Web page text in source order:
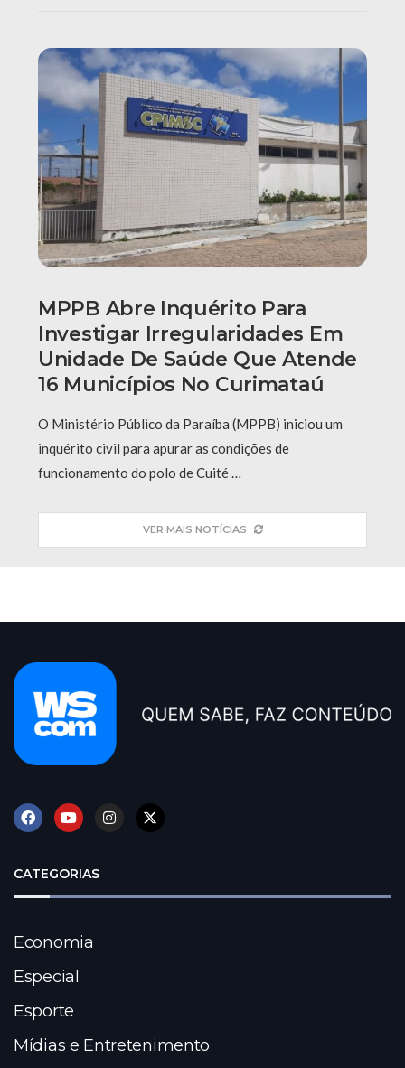
MPPB Abre Inquérito Para
Investigar Irregularidades Em
Unidade De Saúde Que Atende
16 Municípios No Curimataú
O Ministério Público da Paraíba (MPPB) iniciou um
inquérito civil para apurar as condições de
funcionamento do polo de Cuité …
VER MAIS NOTÍCIAS
CATEGORIAS
Economia
Especial
Esporte
Mídias e Entretenimento